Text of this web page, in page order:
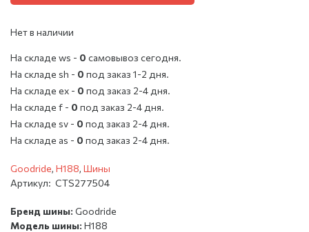
Нет в наличии
На складе ws - 0 cамовывоз сегодня.
На складе sh - 0 под заказ 1-2 дня.
На складе ex - 0 под заказ 2-4 дня.
На складе f - 0 под заказ 2-4 дня.
На складе sv - 0 под заказ 2-4 дня.
На складе as - 0 под заказ 2-4 дня.
Goodride, H188, Шины
Артикул: CTS277504
Бренд шины: Goodride
Модель шины: H188